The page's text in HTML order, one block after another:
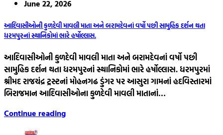
June 22, 2026
આદિવાસીઓની કુળદેવી માવલી માતા અને બરામદેવનાં વર્ષો પછી સામુહિક દર્શન થતા
ધરમપુરનાં સ્થાનિકોમાં ભારે હર્ષોલ્લાસ.
આદિવાસીઓની કુળદેવી માવલી માતા અને બરામદેવનાં વર્ષો પછી
સામુહિક દર્શન થતા ધરમપુરનાં સ્થાનિકોમાં ભારે હર્ષોલ્લાસ. ધરમપુરમાં
શ્રીમદ રાજચંદ્ર ટ્રસ્ટનાં મોહનગઢ ડુંગર પર આસુરા ગામનાં હદવિસ્તારમાં
બિરાજમાન આદિવાસીઓના કુળદેવી માવલી માતાનાં…
Continue reading